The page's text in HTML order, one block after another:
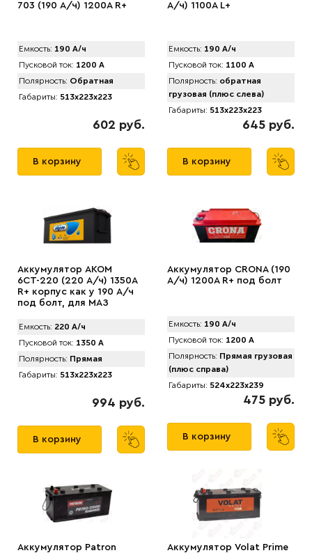
703 (190 А/ч) 1200A R+
Емкость: 190 А/ч
Пусковой ток: 1200 А
Полярность: Обратная
Габариты: 513x223x223
602 руб.
В корзину
А/ч) 1100A L+
Емкость: 190 А/ч
Пусковой ток: 1100 А
Полярность: обратная
грузовая (плюс слева)
Габариты: 513x223x223
645 руб.
В корзину
Аккумулятор AКОМ
6СТ-220 (220 А/ч) 1350A
R+ корпус как у 190 А/ч
под болт, для МАЗ
Емкость: 220 А/ч
Пусковой ток: 1350 А
Полярность: Прямая
Габариты: 513x223x223
994 руб.
В корзину
Аккумулятор CRONA (190
А/ч) 1200A R+ под болт
Емкость: 190 А/ч
Пусковой ток: 1200 А
Полярность: Прямая грузовая
(плюс справа)
Габариты: 524x223x239
475 руб.
В корзину
Аккумулятор Patron
Аккумулятор Volat Prime